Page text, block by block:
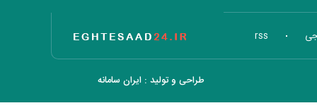
تاریخ اقتصادrss
طراحی و تولید : ایران سامانه